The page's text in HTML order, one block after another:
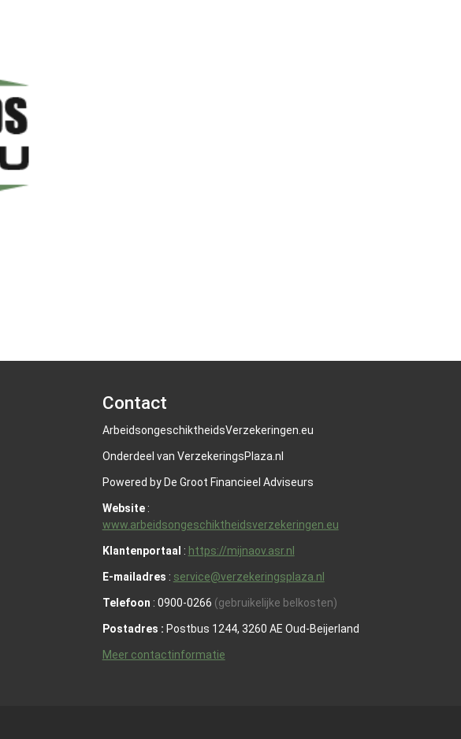
Contact
ArbeidsongeschiktheidsVerzekeringen.eu
Onderdeel van VerzekeringsPlaza.nl
Powered by De Groot Financieel Adviseurs
Website:
www.arbeidsongeschiktheidsverzekeringen.eu
Klantenportaal : https://mijnaov.asr.nl
E-mailadres : service@verzekeringsplaza.nl
Telefoon : 0900-0266 (gebruikelijke belkosten)
Postadres : Postbus 1244, 3260 AE Oud-Beijerland
Meer contactinformatie